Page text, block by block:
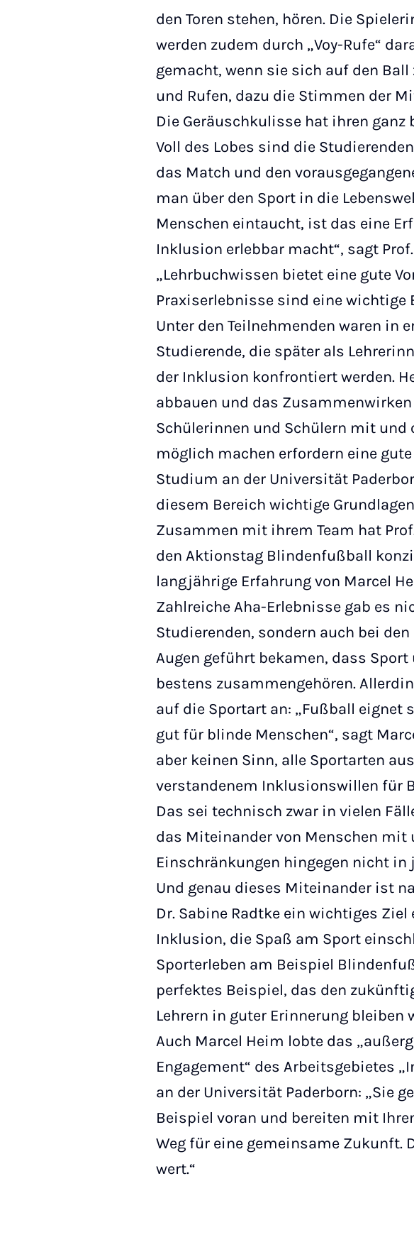
den Toren stehen, hören. Die
werden zudem durch „Voy-Rufe“
gemacht, wenn sie sich auf den Ball
und Rufen, dazu die Stimmen der
Die Geräuschkulisse hat ihren ganz
Voll des Lobes sind die
das Match und den
man über den Sport in die
Menschen eintaucht, ist das eine
Inklusion erlebbar macht“, sagt
„Lehrbuchwissen bietet eine gute
Praxiserlebnisse sind eine wichtige
Unter den Teilnehmenden waren in
Studierende, die später als
der Inklusion konfrontiert werden.
abbauen und das
Schülerinnen und Schülern mit und
möglich machen erfordern eine
Studium an der Universität
diesem Bereich wichtige
Zusammen mit ihrem Team hat
den Aktionstag Blindenfußball
langjährige Erfahrung von Marcel
Zahlreiche Aha-Erlebnisse gab es
Studierenden, sondern auch bei den
Augen geführt bekamen, dass
bestens zusammengehören.
auf die Sportart an: „Fußball eignet
gut für blinde Menschen“, sagt
aber keinen Sinn, alle Sportarten
verstandenem Inklusionswillen für
Das sei technisch zwar in vielen
das Miteinander von Menschen mit
Einschränkungen hingegen nicht in
Und genau dieses Miteinander ist
Dr. Sabine Radtke ein wichtiges
Inklusion, die Spaß am Sport
Sporterleben am Beispiel
perfektes Beispiel, das den
Lehrern in guter Erinnerung bleiben
Auch Marcel Heim lobte das
Engagement“ des Arbeitsgebietes
an der Universität Paderborn: „Sie
Beispiel voran und bereiten mit
Weg für eine gemeinsame Zukunft.
wert.“